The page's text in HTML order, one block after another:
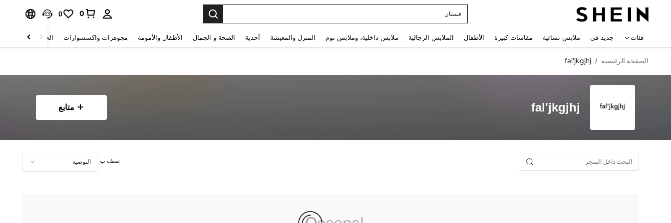
فستان
0
0
فئات جديد في ملابس نسائية مقاسات كبيرة الأطفال الملابس الرجالية ملابس داخلية، وملابس نوم المنزل والمعيشة أحذية الصحة و الجمال الأطفال والأمومة مجوهرات واكسسوارات الحقائب والأمتعة
الصفحة الرئيسية /
fal'jkgjhj
fal'jkgjhj متابع
صنف ب